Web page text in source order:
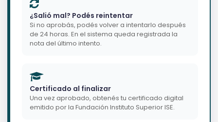
¿Salió mal? Podés reintentar
Si no aprobás, podés volver a intentarlo después
de 24 horas. En el sistema queda registrada la
nota del último intento.
Certificado al finalizar
Una vez aprobado, obtenés tu certificado digital
emitido por la Fundación Instituto Superior ISE.